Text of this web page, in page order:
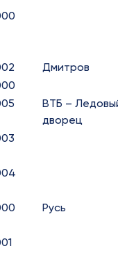
Дмитров
ВТБ –
дворец
Русь